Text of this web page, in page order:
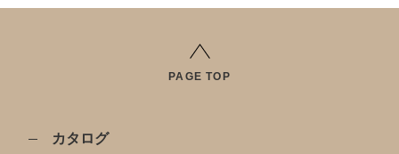
PAGE TOP
カタログ